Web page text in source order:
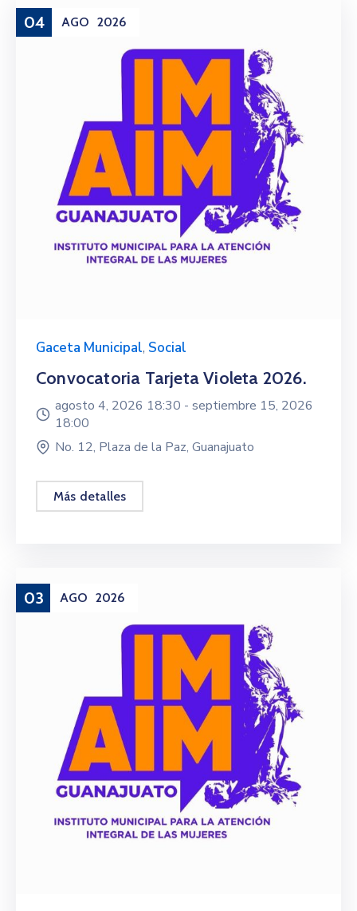
04 AGO 2026
Gaceta Municipal, Social
Convocatoria Tarjeta Violeta 2026.
agosto 4, 2026 18:30 - septiembre 15, 2026
18:00
No. 12, Plaza de la Paz, Guanajuato
Más detalles
03 AGO 2026